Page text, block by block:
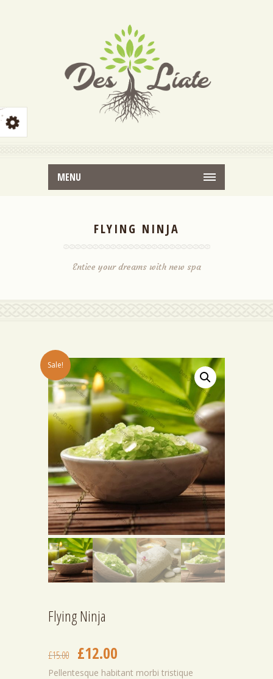
MENU
FLYING NINJA
Entice your dreams with new spa
Sale!
Flying Ninja
£15.00
El
precio
£12.00
precio
Pellentesque habitant morbi tristique